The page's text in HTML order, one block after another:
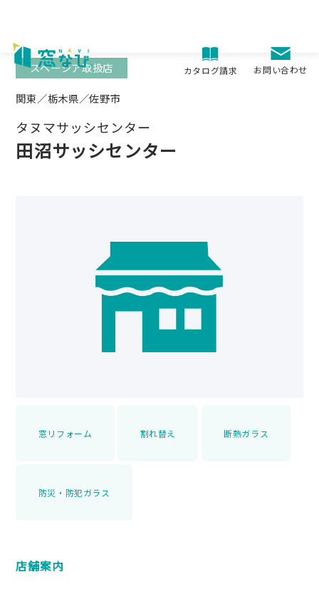
content
カタログ請求 お問い合わせ
関東／栃木県／佐野市
タヌマサッシセンター
田沼サッシセンター
スペーシア取扱店
窓リフォーム 割れ替え 断熱ガラス
防災・防犯ガラス
店舗案内